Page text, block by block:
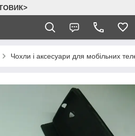
Чохли і аксесуари для мобільних